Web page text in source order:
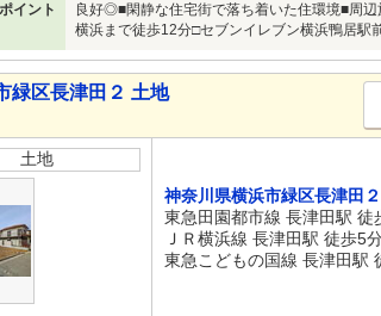
イント
良好◎■閑静な住宅街で落ち着いた住環境■周
横浜まで徒歩12分□セブンイレブン横浜鴨居駅
緑区長津田２ 土地
土地
神奈川県横浜市緑区長津田２
東急田園都市線 長津田駅 徒
ＪＲ横浜線 長津田駅 徒歩5
東急こどもの国線 長津田駅